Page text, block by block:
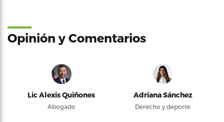
Opinión y Comentarios
Lic Alexis Quiñones
Abogado
Adriana Sánchez
Derecho y deporte